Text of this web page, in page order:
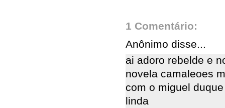
1 Comentário:
Anônimo disse...
ai adoro rebelde e
novela camaleoes
com o miguel
linda